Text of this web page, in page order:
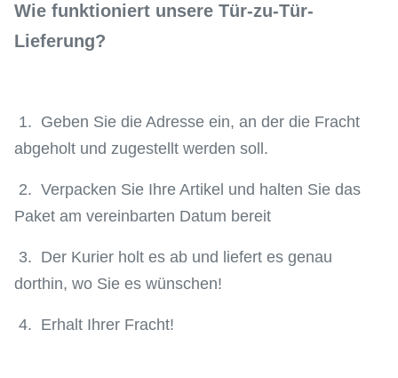
Wie funktioniert unsere Tür-zu-Tür-
Lieferung?
1. Geben Sie die Adresse ein, an der die Fracht
abgeholt und zugestellt werden soll.
2. Verpacken Sie Ihre Artikel und halten Sie das
Paket am vereinbarten Datum bereit
3. Der Kurier holt es ab und liefert es genau
dorthin, wo Sie es wünschen!
4. Erhalt Ihrer Fracht!